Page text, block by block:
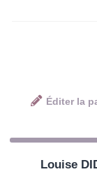
Éditer la
Louise